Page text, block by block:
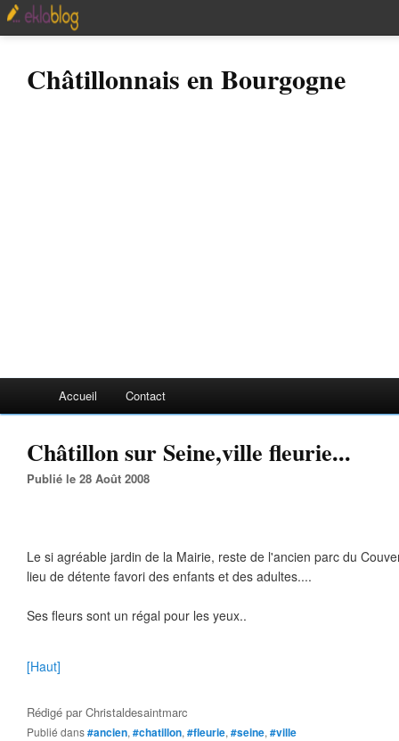
Châtillonnais en Bourgogne
Accueil Contact
Châtillon sur Seine,ville fleurie...
Publié le 28 Août 2008
Le si agréable jardin de la Mairie, reste de l'ancien parc du
lieu de détente favori des enfants et des adultes....
Ses fleurs sont un régal pour les yeux..
[Haut]
Rédigé parChristaldesaintmarc
Publié dans#ancien, #chatillon, #fleurie, #seine, #ville